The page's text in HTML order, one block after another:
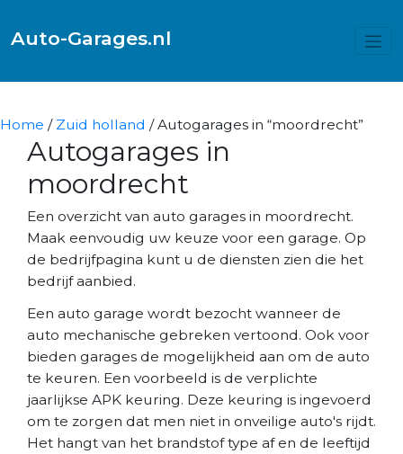
Auto-Garages.nl
Home / Zuid holland / Autogarages in “moordrecht”
Autogarages in
moordrecht
Een overzicht van auto garages in moordrecht.
Maak eenvoudig uw keuze voor een garage. Op
de bedrijfpagina kunt u de diensten zien die het
bedrijf aanbied.
Een auto garage wordt bezocht wanneer de
auto mechanische gebreken vertoond. Ook voor
bieden garages de mogelijkheid aan om de auto
te keuren. Een voorbeeld is de verplichte
jaarlijkse APK keuring. Deze keuring is ingevoerd
om te zorgen dat men niet in onveilige auto's rijdt.
Het hangt van het brandstof type af en de leeftijd